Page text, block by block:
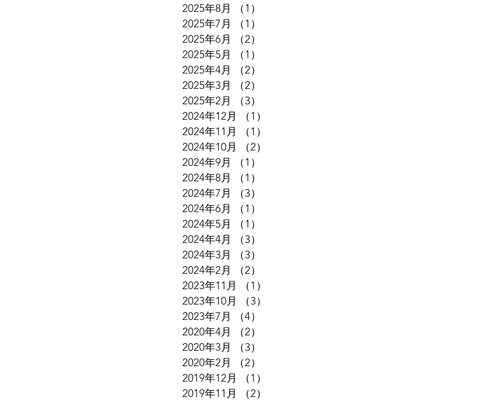
2025年8月
（1）
2025年7月
（1）
2025年6月
（2）
2025年5月
（1）
2025年4月
（2）
2025年3月
（2）
2025年2月
（3）
2024年12月
（1）
2024年11月
（1）
2024年10月
（2）
2024年9月
（1）
2024年8月
（1）
2024年7月
（3）
2024年6月
（1）
2024年5月
（1）
2024年4月
（3）
2024年3月
（3）
2024年2月
（2）
2023年11月
（1）
2023年10月
（3）
2023年7月
（4）
2020年4月
（2）
2020年3月
（3）
2020年2月
（2）
2019年12月
（1）
2019年11月
（2）